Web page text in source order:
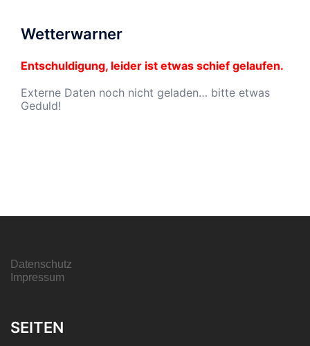
Wetterwarner
Entschuldigung, leider ist etwas schief gelaufen.
Externe Daten noch nicht geladen… bitte etwas
Geduld!
Datenschutz
Impressum
SEITEN